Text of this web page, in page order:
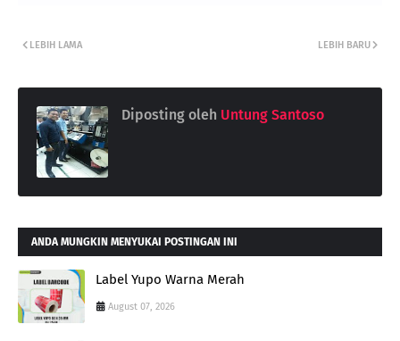
LEBIH BARU
LEBIH LAMA
Diposting oleh Untung Santoso
ANDA MUNGKIN MENYUKAI POSTINGAN INI
Label Yupo Warna Merah
August 07, 2026